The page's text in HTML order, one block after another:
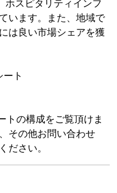
ホスピタリティインフ
います。また、地域で
は良い市場シェアを獲
ト
の構成をご覧頂けま
その他お問い合わせ
ださい。